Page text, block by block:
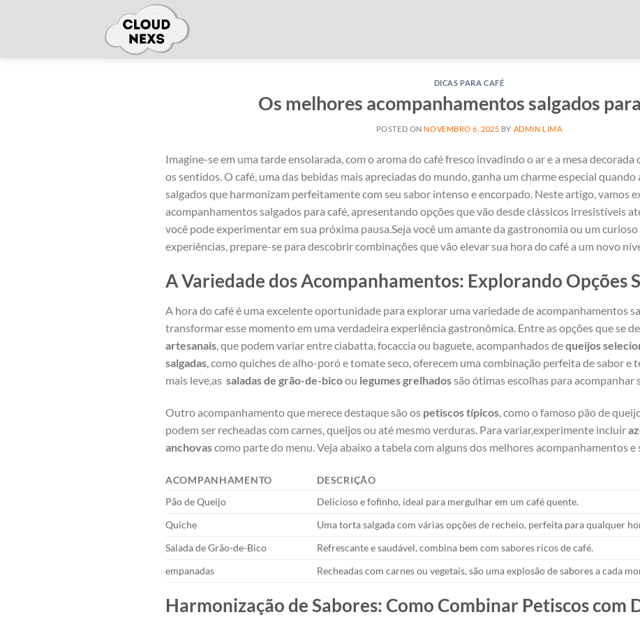
DICAS PARA CAFÉ
Os melhores acompanhamentos salgados
POSTED ON NOVEMBRO 6, 2025 BY ADMIN LIMA
Imagine-se⁢ em ​uma tarde ensolarada, com o aroma do café fresco invadindo o ar e a mesa
os‌ sentidos.‍ O café, ⁢uma‌ das bebidas mais apreciadas do mundo, ganha um charme especial‍
salgados que⁤ harmonizam perfeitamente com seu sabor intenso​ e ⁣encorpado. Neste artigo, vamos
acompanhamentos salgados para café, apresentando opções que vão desde⁢ clássicos irresistíveis
você pode experimentar em sua‌ próxima pausa.Seja você um amante da ⁢gastronomia ou‍ um curioso
experiências,⁣ prepare-se para descobrir combinações que‌ vão elevar sua hora do café a um novo
A Variedade dos Acompanhamentos: Explorando Opções
A ⁢hora do café​ é uma excelente⁣ oportunidade para explorar uma⁤ variedade de acompanhamentos​
transformar esse ⁤momento⁤ em uma verdadeira experiência gastronômica. Entre as⁢ opções ‌que ‌se
artesanais , ‌que podem variar‌ entre ciabatta, focaccia ou baguete, acompanhados dequeijos
salgadas , ⁢como quiches de alho-poró e tomate seco, oferecem uma combinação perfeita de sabor e
mais leve,as ⁣ saladas‌ de grão-de-bicoou legumes grelhadossão ótimas escolhas para⁣ acompanhar
Outro acompanhamento que merece destaque ⁤são ⁣os petiscos típicos , ⁤como o famoso pão de
podem ser⁢ recheadas com carnes, queijos ou‌ até mesmo verduras. Para variar,experimente incluir
anchovas‍como parte do menu. Veja abaixo a tabela⁤ com alguns dos melhores ‍acompanhamentos e
ACOMPANHAMENTO
DESCRIÇÃO
Pão de Queijo
Delicioso e fofinho, ideal para mergulhar ‍em um café quente.
Quiche
Uma torta salgada⁢ com várias opções de‍ recheio, perfeita para qualquer
Salada de Grão-de-Bico
Refrescante‌ e saudável, combina bem com sabores ⁣ricos⁤ de ⁤café.
empanadas
Recheadas⁣ com ‌carnes‍ ou vegetais, são uma explosão de sabores a cada
Harmonização ⁢de ⁣Sabores: Como Combinar ⁣Petiscos com